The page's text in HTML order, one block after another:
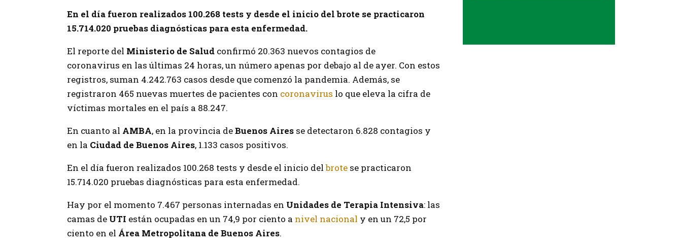
En el día fueron realizados 100.268 tests y desde el inicio del brote se practicaron
15.714.020 pruebas diagnósticas​ para esta enfermedad.
El reporte del Ministerio de Salud confirmó 20.363 nuevos contagios de
coronavirus en las últimas 24 horas, un número apenas por debajo al de ayer. Con estos
registros, suman 4.242.763 casos desde que comenzó la pandemia. Además, se
registraron 465 nuevas muertes de pacientes con coronavirus lo que eleva la cifra de
víctimas mortales en el país a 88.247.
En cuanto al AMBA, en la provincia deBuenos Aires se detectaron 6.828 contagios y
en la Ciudad de Buenos Aires, 1.133 casos positivos.
En el día fueron realizados 100.268 tests y desde el inicio delbrote se practicaron
15.714.020 pruebas diagnósticas​ para esta enfermedad.
Hay por el momento 7.467 personas internadas en Unidades de Terapia Intensiva: las
camas de UTI están ocupadas en un 74,9 por ciento a nivel nacional y en un 72,5 por
ciento en el Área Metropolitana de Buenos Aires.